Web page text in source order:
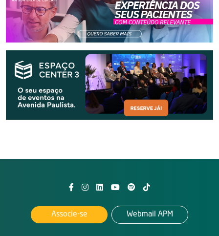
Associe-se Webmail APM